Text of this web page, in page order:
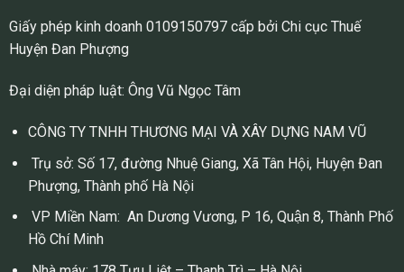
Giấy phép kinh doanh 0109150797 cấp bởi Chi cục Thuế
Huyện Đan Phượng
Đại diện pháp luật: Ông Vũ Ngọc Tâm
CÔNG TY TNHH THƯƠNG MẠI VÀ XÂY DỰNG NAM VŨ
Trụ sở: Số 17, đường Nhuệ Giang, Xã Tân Hội, Huyện Đan
Phượng, Thành phố Hà Nội
VP Miền Nam: An Dương Vương, P 16, Quận 8, Thành Phố
Hồ Chí Minh